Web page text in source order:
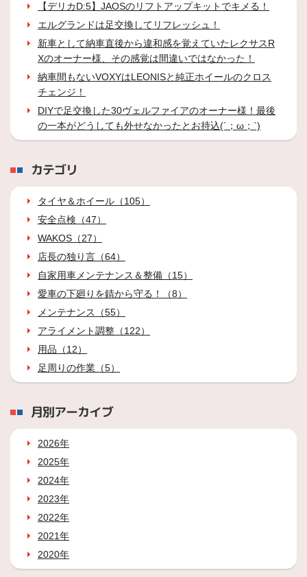
【デリカD:5】JAOSのリフトアップキットでキメる！
エルグランドは足交換してリフレッシュ！
新車として納車直後から違和感を覚えていたレクサスR
Xのオーナー様、その感覚は間違いではなかった！
納車間もないVOXYはLEONISと純正ホイールのクロス
チェンジ！
DIYで足交換した30ヴェルファイアのオーナー様！最後
の一本がどうしても外せなかったとお持込(´；ω；`)
カテゴリ
タイヤ＆ホイール（105）
安全点検（47）
WAKOS（27）
店長の独り言（64）
自家用車メンテナンス＆整備（15）
愛車の下廻りを錆から守る！（8）
メンテナンス（55）
アライメント調整（122）
用品（12）
足周りの作業（5）
月別アーカイブ
2026年
2025年
2024年
2023年
2022年
2021年
2020年